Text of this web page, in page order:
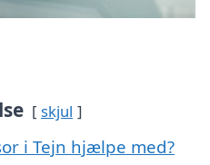
skjul
i Tejn hjælpe med?